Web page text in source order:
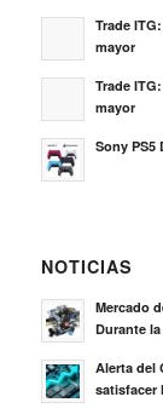
Trade
mayor
Trade
mayor
Sony PS5
NOTICIAS
Mercado
Durante
Alerta del
satisfacer